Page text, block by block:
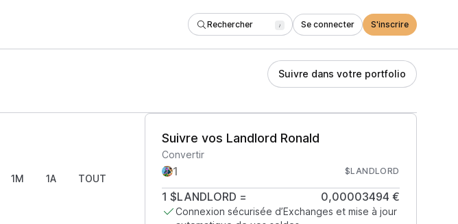
Rechercher / Se connecter S'inscrire
Suivre dans votre portfolio
1M 1A TOUT
Suivre vos Landlord Ronald
Convertir
$LANDLORD
1 $LANDLORD = 0,00003494 €
Connexion sécurisée d’Exchanges et mise à jour